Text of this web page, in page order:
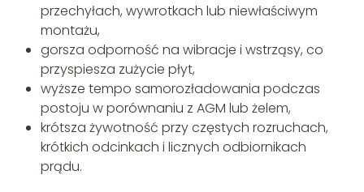
przechyłach, wywrotkach lub niewłaściwym
montażu,
gorsza odporność na wibracje i wstrząsy, co
przyspiesza zużycie płyt,
wyższe tempo samorozładowania podczas
postoju w porównaniu z AGM lub żelem,
krótsza żywotność przy częstych rozruchach,
krótkich odcinkach i licznych odbiornikach
prądu.